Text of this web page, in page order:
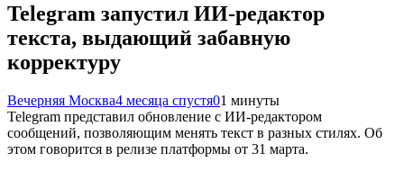
Telegram запустил ИИ-редактор
текста, выдающий забавную
корректуру
Вечерняя Москва4 месяца спустя01 минуты
Telegram представил обновление с ИИ-редактором
сообщений, позволяющим менять текст в разных стилях. Об
этом говорится в релизе платформы от 31 марта.